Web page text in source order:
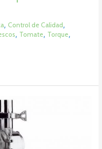
, Control de Calidad,
, Tomate, Torque,